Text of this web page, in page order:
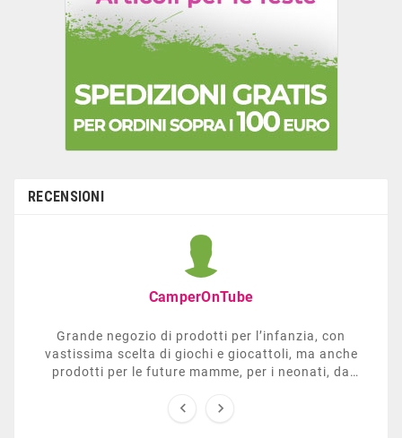
RECENSIONI
CamperOnTube
Grande negozio di prodotti per l’infanzia, con
vastissima scelta di giochi e giocattoli, ma anche
prodotti per le future mamme, per i neonati, da
sezione dedicata all’arredo giardino, giochi all’aperto,
 